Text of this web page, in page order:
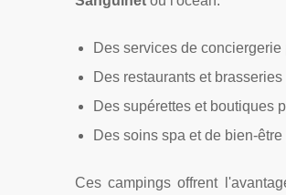
Des services de
Des restaurants et
Des supérettes et boutiques
Des soins spa et de bien-
Ces campings offrent